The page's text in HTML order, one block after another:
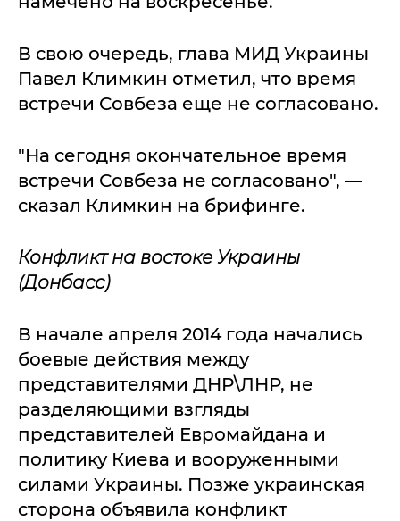
В свою очередь, глава МИД Украины
Павел Климкин отметил, что время
встречи Совбеза еще не согласовано.
"На сегодня окончательное время
встречи Совбеза не согласовано", —
сказал Климкин на брифинге.
Конфликт на востоке Украины
(Донбасс)
В начале апреля 2014 года начались
боевые действия между
представителями ДНР\ЛНР, не
разделяющими взгляды
представителей Евромайдана и
политику Киева и вооруженными
силами Украины. Позже украинская
сторона объявила конфликт